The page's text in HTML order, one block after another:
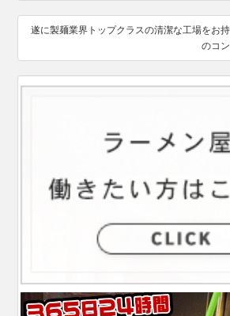
シ
ョ
ン
遂に製麺業界トップクラスの清潔な工場をお
のコ